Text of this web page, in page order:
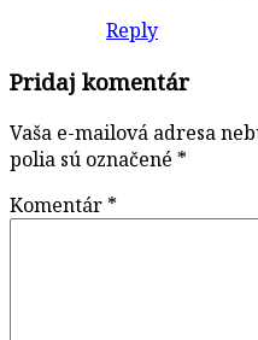
Reply
Pridaj komentár
Vaša e-mailová adresa
polia sú označené *
Komentár *